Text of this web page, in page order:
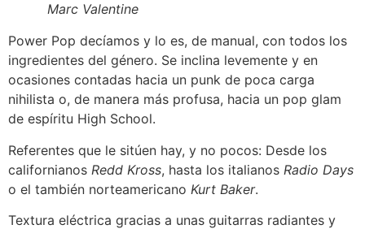
Marc Valentine
Power Pop decíamos y lo es, de manual, con todos los
ingredientes del género. Se inclina levemente y en
ocasiones contadas hacia un punk de poca carga
nihilista o, de manera más profusa, hacia un pop glam
de espíritu High School.
Referentes que le sitúen hay, y no pocos: Desde los
californianos Redd Kross, hasta los italianos Radio Days
o el también norteamericano Kurt Baker.
Textura eléctrica gracias a unas guitarras radiantes y